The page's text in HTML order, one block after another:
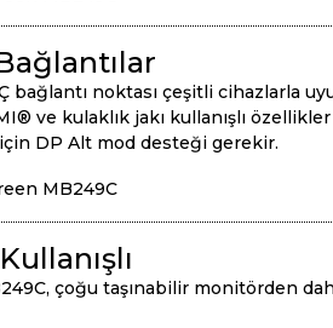
bağlantı noktası çeşitli cihazlarla
ve kulaklık jakı kullanışlı
DP Alt mod desteği gerekir.
çoğu taşınabilir monitörden